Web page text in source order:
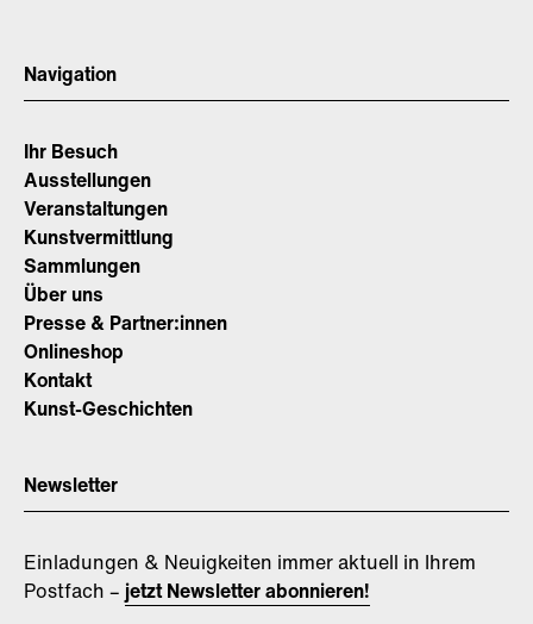
Navigation
Ihr Besuch
Ausstellungen
Veranstaltungen
Kunstvermittlung
Sammlungen
Über uns
Presse & Partner:innen
Onlineshop
Kontakt
Kunst-Geschichten
Newsletter
Einladungen & Neuigkeiten immer aktuell in Ihrem
Postfach – jetzt Newsletter abonnieren!